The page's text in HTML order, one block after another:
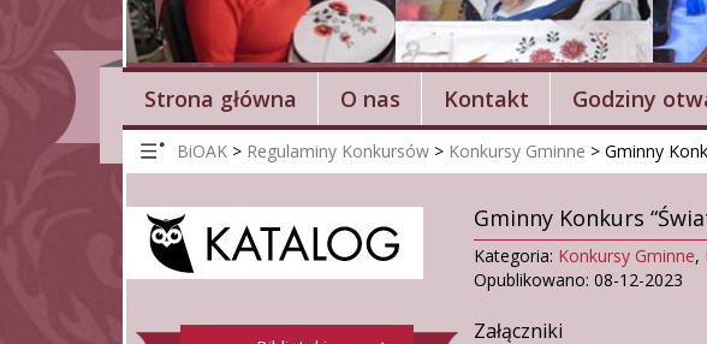
Strona główna O nas Kontakt Godziny
BiOAK > Regulaminy Konkursów > Konkursy Gminne > Gminny
Gminny Konkurs
Kategoria: Konkursy Gminne,
Opublikowano: 08-12-2023
Załączniki